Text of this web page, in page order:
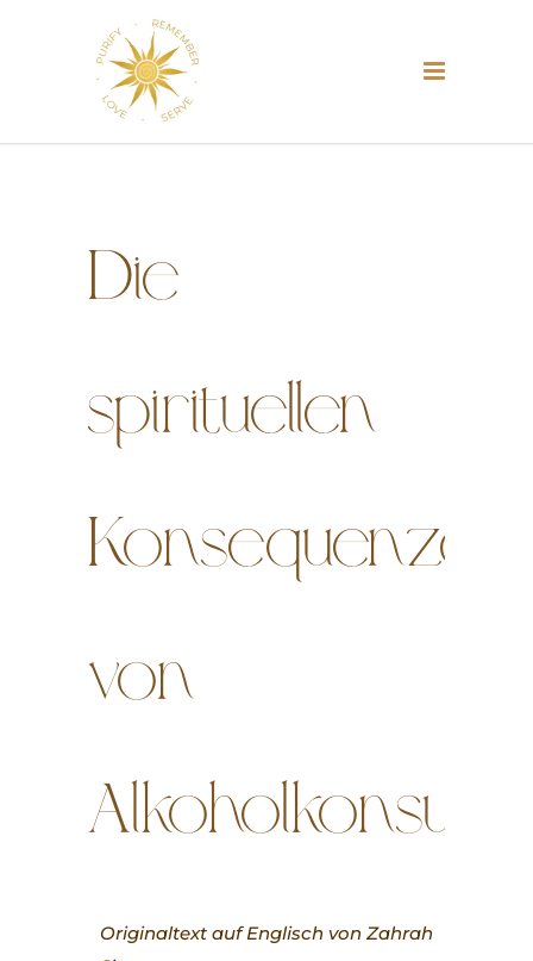
Die
spirituellen
Konsequenzen
von
Alkoholkonsum
Originaltext auf Englisch von Zahrah